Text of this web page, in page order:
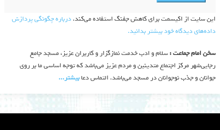
این سایت از اکیسمت برای کاهش جفنگ استفاده می‌کند.درباره چگونگی پردازش
داده‌های دیدگاه خود بیشتر بدانید.
سخن امام جماعت :سلام و ادب خدمت نمازگزار و کاربران عزیز، مسجد جامع
رجایی‌شهر مرکز اجتماع متدینین و مردم عزیز می‌باشد که توجه اساسی ما بر روی
جوانان و جذب نوجوانان در مسجد می‌باشد. التماس دعابیشتر‫...‬